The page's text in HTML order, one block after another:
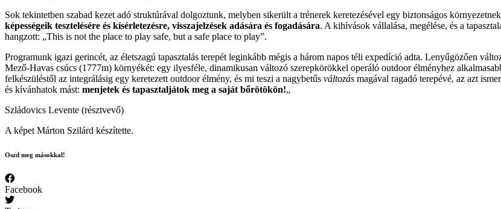
Sok tekintetben szabad kezet adó struktúrával dolgoztunk, melyben sikerült a trénerek keretezésével egy biztonságos
képességeik tesztelésére és kísérletezésre, visszajelzések adására és fogadására. A kihívások vállalása, megélése, és a
hangzott: „This is not the place to play safe, but a safe place to play”.
Programunk igazi gerincét, az életszagú tapasztalás terepét leginkább mégis a három napos téli expedíció adta. Lenyűgözően
Mező-Havas csúcs (1777m) környékét: egy ilyesféle, dinamikusan változó szerepkörökkel operáló outdoor élményhez
felkészüléstől az integrálásig egy keretezett outdoor élmény, és mi teszi a nagybetűs változás magával ragadó terepévé, az azt
és kívánhatok mást: menjetek és tapasztaljátok meg a saját bőrötökön!„
Szládovics Levente (résztvevő)
A képet Márton Szilárd készítette.
Oszd meg másokkal!
Facebook